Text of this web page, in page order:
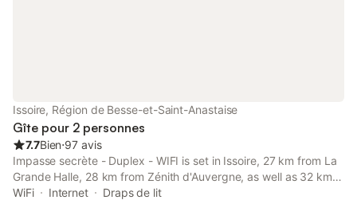
Issoire, Région de Besse-et-Saint-Anastaise
Gîte pour 2 personnes
7.7Bien⋅97 avis
Impasse secrète - Duplex - WIFI is set in Issoire, 27 km from La
Grande Halle, 28 km from Zénith d'Auvergne, as well as 32 km
from Blaise Pascal University. Both free WiFi and parking on-site
WiFi Internet
Draps de lit